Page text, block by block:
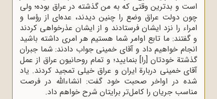
است و بدترین وقتی که به من گذشته در عراق بوده؛ ولی
چون دولت عراق وضع را چنین دیدند، عده‌ای از رؤسا و
امراء را نزد ایشان فرستادند و از ایشان عذرخواهی کردند
و گفتند: ما تابع اوامر شما هستیم هر امری داشته باشید
انجام خواهیم داد و آقای خمینی جواب دادند: شما جبران
گذشتة خودتان [را] بنمایید؛ و تمام روحانیون عراق از عمل
آقای خمینی دربارة ایران و عراق خیلی تمجید کردند. یاد
شده در اواخر صحبت خود گفت: انشاءالله در فرصت
مناسب جریان را کامل‌تر برایتان شرح خواهم داد.